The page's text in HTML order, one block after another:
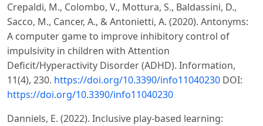
Crepaldi, M., Colombo, V., Mottura, S., Baldassini, D.,
Sacco, M., Cancer, A., & Antonietti, A. (2020). Antonyms:
A computer game to improve inhibitory control of
impulsivity in children with Attention
Deficit/Hyperactivity Disorder (ADHD). Information,
11(4), 230. https://doi.org/10.3390/info11040230 DOI:
https://doi.org/10.3390/info11040230
Danniels, E. (2022). Inclusive play-based learning: